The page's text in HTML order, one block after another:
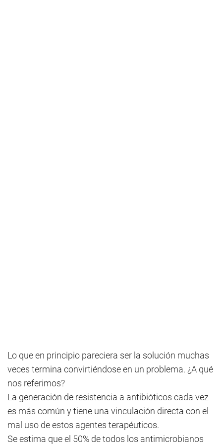
Lo que en principio pareciera ser la solución muchas
veces termina convirtiéndose en un problema. ¿A qué
nos referimos?
La generación de resistencia a antibióticos cada vez
es más común y tiene una vinculación directa con el
mal uso de estos agentes terapéuticos.
Se estima que el 50% de todos los antimicrobianos